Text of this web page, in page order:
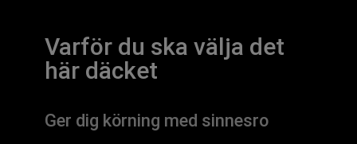
Varför du ska välja det
här däcket
Ger dig körning med sinnesro